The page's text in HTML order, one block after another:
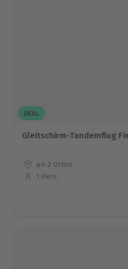
DEAL
Gleitschirm-Tandemflug
Standort
an 2 Orten
Anzahl der Teilnehmer
1 Pers.